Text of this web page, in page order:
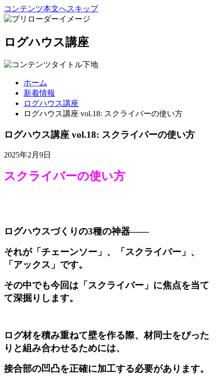
コンテンツ本文へスキップ
ログハウス講座
ホーム
新着情報
ログハウス講座
ログハウス講座 vol.18: スクライバーの使い方
ログハウス講座 vol.18: スクライバーの使い方
2025年2月9日
スクライバーの使い方
ログハウスづくりの3種の神器――
それが「チェーンソー」、「スクライバー」、
「アックス」です。
その中でも今回は「スクライバー」に焦点を当て
て深掘りします。
ログ材を積み重ねて壁を作る際、材同士をぴった
りと組み合わせるためには、
接合部の凹凸を正確に加工する必要があります。